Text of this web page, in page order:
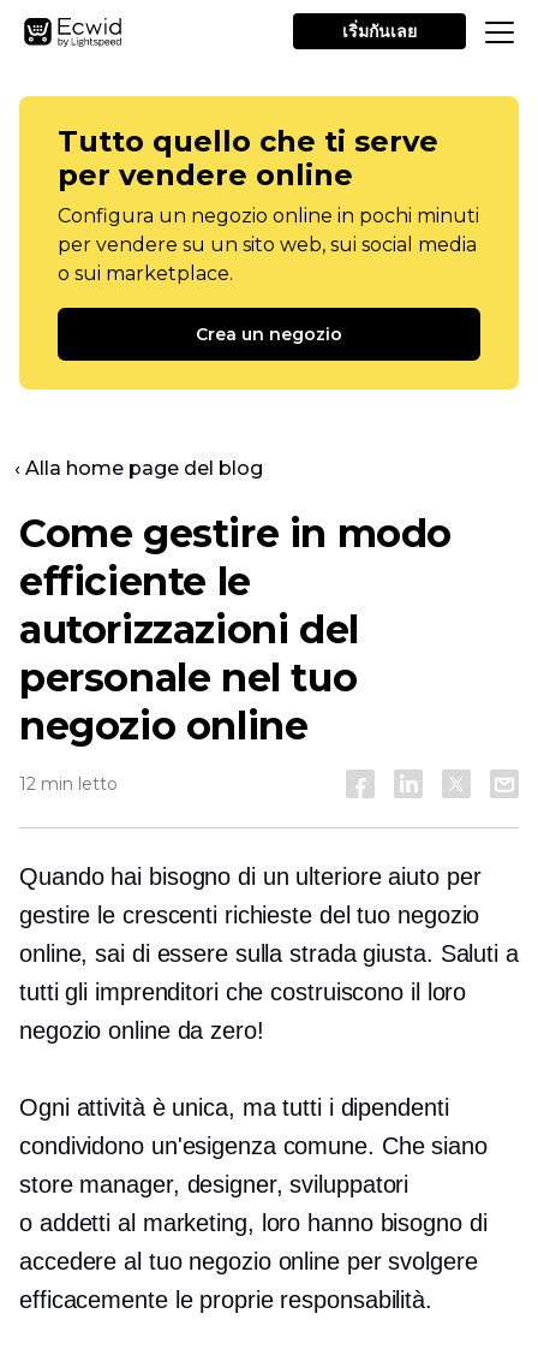
เริ่มกันเลย
Tutto quello che ti serve
per vendere online
Configura un negozio online in pochi minuti
per vendere su un sito web, sui social media
o sui marketplace.
Crea un negozio
‹ Alla home page del blog
Come gestire in modo
efficiente le
autorizzazioni del
personale nel tuo
negozio online
12 min letto
Quando hai bisogno di un ulteriore aiuto per
gestire le crescenti richieste del tuo negozio
online, sai di essere sulla strada giusta. Saluti a
tutti gli imprenditori che costruiscono il loro
negozio online da zero!
Ogni attività è unica, ma tutti i dipendenti
condividono un'esigenza comune. Che siano
store manager, designer, sviluppatori
o addetti al marketing, loro hanno bisogno di
accedere al tuo negozio online per svolgere
efficacemente le proprie responsabilità.